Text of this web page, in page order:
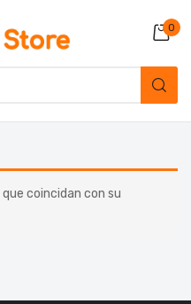
0
coincidan con su